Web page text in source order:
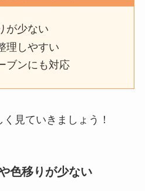
が少ない
理しやすい
ブンにも対応
見ていきましょう！
色移りが少ない